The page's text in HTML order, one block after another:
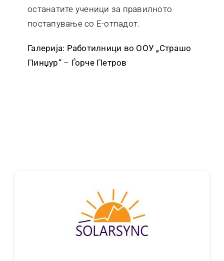
останатите ученици за правилното
постапување со E-отпадот.
Галерија: Работилници во ООУ „Страшо
Пинџур“ – Ѓорче Петров